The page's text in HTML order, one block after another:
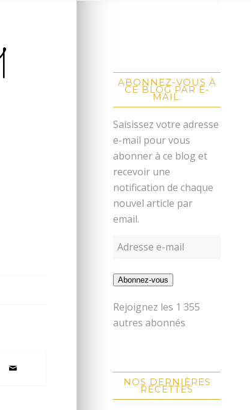
ABONNEZ-VOUS À
CE BLOG PAR E-
MAIL.
Saisissez votre adresse
e-mail pour vous
abonner à ce blog et
recevoir une
notification de chaque
nouvel article par
email.
Abonnez-vous
Rejoignez les 1 355
autres abonnés
NOS DERNIÈRES
RECETTES